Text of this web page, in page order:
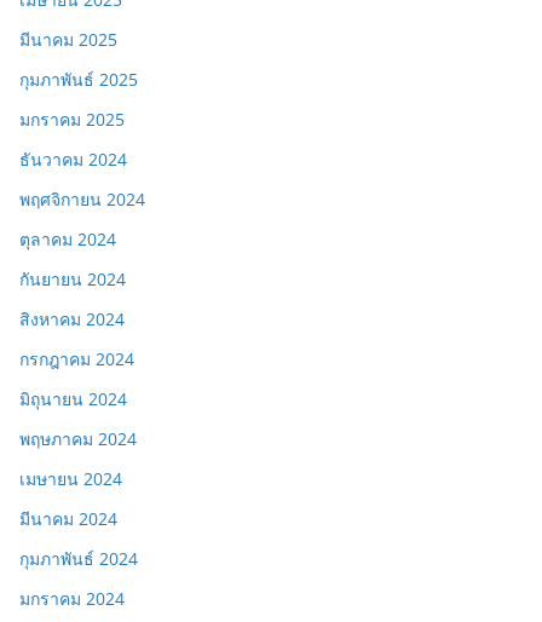
มีนาคม 2025
กุมภาพันธ์ 2025
มกราคม 2025
ธันวาคม 2024
พฤศจิกายน 2024
ตุลาคม 2024
กันยายน 2024
สิงหาคม 2024
กรกฎาคม 2024
มิถุนายน 2024
พฤษภาคม 2024
เมษายน 2024
มีนาคม 2024
กุมภาพันธ์ 2024
มกราคม 2024